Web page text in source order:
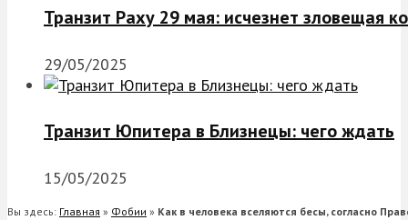
Транзит Раху 29 мая: исчезнет зловещая
29/05/2025
Транзит Юпитера в Близнецы: чего ждать
15/05/2025
Вы здесь: Главная » Фобии » Как в человека вселяются бесы, согласно